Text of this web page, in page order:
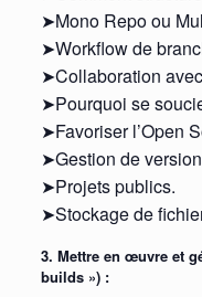
➤Mono Repo ou
➤Workflow de
➤Collaboration
➤Pourquoi se
➤Favoriser l’Open
➤Gestion de
➤Projets publics.
➤Stockage de
3. Mettre en œuvre et
builds ») :